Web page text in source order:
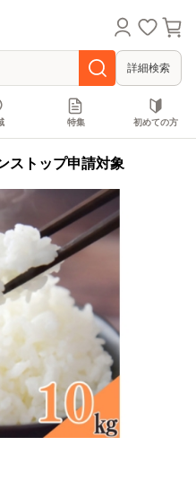
詳細検索
特集 初めての方
ストップ申請対象